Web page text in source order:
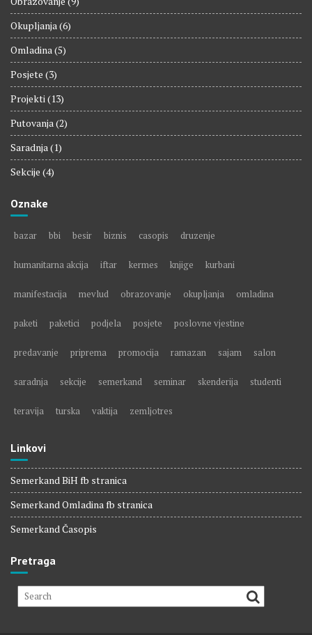
Okupljanja(6)
Omladina(5)
Posjete (3)
Projekti(13)
Putovanja(2)
Saradnja(1)
Sekcije (4)
Oznake
bazar bbi besir biznis casopis druzenje
humanitarna akcija iftar kermes knjige kurbani
manifestacija mevlud obrazovanje okupljanja omladina
paketi paketici podjela posjete poslovne vjestine
predavanje priprema promocija ramazan sajam salon
saradnja sekcije semerkand seminar skenderija studenti
teravija turska vaktija zemljotres
Linkovi
Semerkand BiH fb stranica
Semerkand Omladina fb stranica
Semerkand Časopis
Pretraga